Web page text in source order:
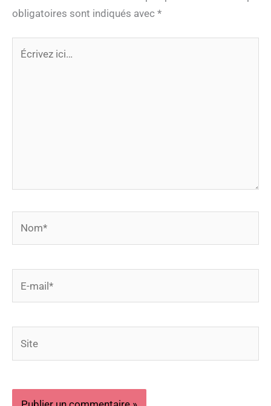
obligatoires sont indiqués avec *
mail*